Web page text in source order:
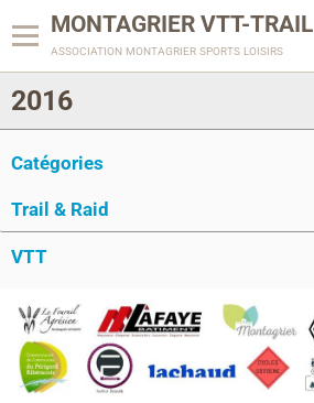
MONTAGRIER VTT-TRAIL
association montagrier sports loisirs
2016
Catégories
Trail & Raid
VTT